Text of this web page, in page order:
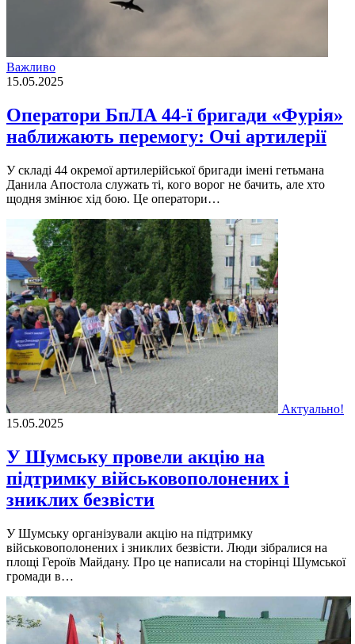
Важливо
15.05.2025
Оператори БпЛА 44-ї бригади «Фурія»
наближають перемогу: Очі артилерії
У складі 44 окремої артилерійської бригади імені гетьмана
Данила Апостола служать ті, кого ворог не бачить, але хто
щодня змінює хід бою. Це оператори…
Актуально!
15.05.2025
У Шумську провели акцію на
підтримку військовополонених і
зниклих безвісти
У Шумську організували акцію на підтримку
військовополонених і зниклих безвісти. Люди зібралися на
площі Героїв Майдану. Про це написали на сторінці Шумської
громади в…